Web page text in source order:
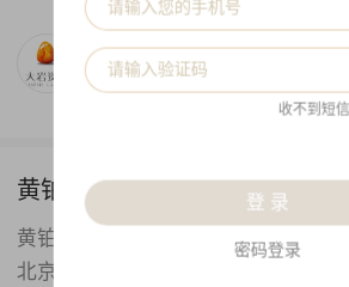
荣获 新兴策略2018年一季度收益排行
阿尔法策略 第10名
珠海嘉石大岩
成立时间: 2013年
黄铂 经理简介
黄铂 总经理 首席投资官
北京大学数学学士、密歇根州立大学
收不到短
登 录
密码登录